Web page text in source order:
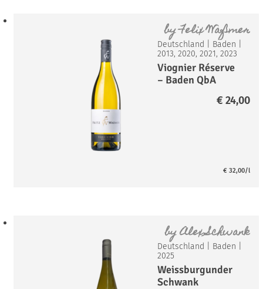
byFelix Waßmer
Deutschland Baden
2013, 2020, 2021, 2023
Viognier Réserve
– Baden QbA
€ 24,00
€ 32,00/l
byAlex Schwank
Deutschland Baden
2025
Weissburgunder
Schwank